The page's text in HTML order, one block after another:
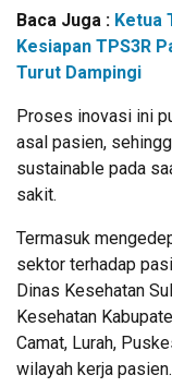
Baca Juga : Ketua
Kesiapan TPS3R
Turut Dampingi
Proses inovasi ini
asal pasien,
sustainable pada
sakit.
Termasuk
sektor terhadap
Dinas Kesehatan
Kesehatan
Camat, Lurah,
wilayah kerja pasien.